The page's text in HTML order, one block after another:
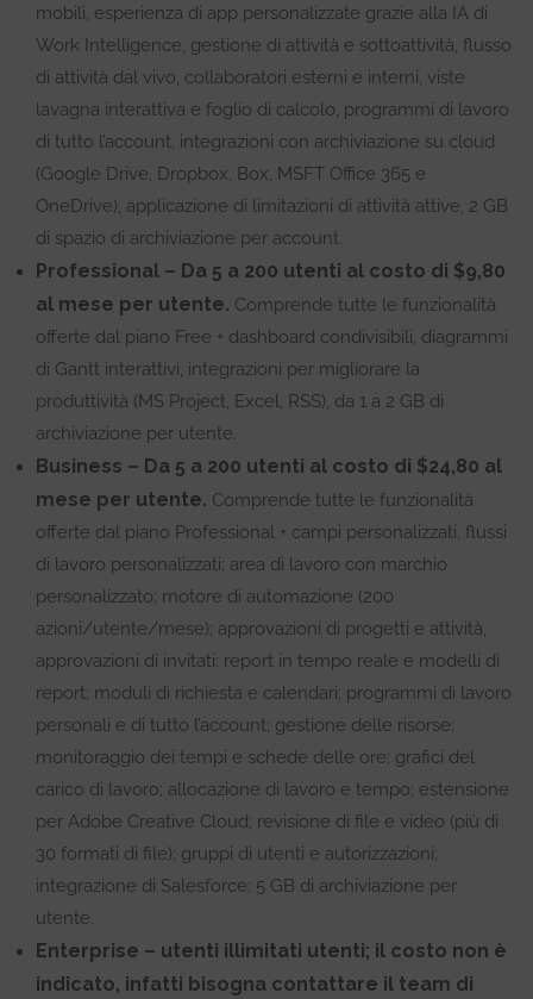
mobili, esperienza di app personalizzate grazie alla IA di
Work Intelligence, gestione di attività e sottoattività, flusso
di attività dal vivo, collaboratori esterni e interni, viste
lavagna interattiva e foglio di calcolo, programmi di lavoro
di tutto l’account, integrazioni con archiviazione su cloud
(Google Drive, Dropbox, Box, MSFT Office 365 e
OneDrive), applicazione di limitazioni di attività attive, 2 GB
di spazio di archiviazione per account.
Professional – Da 5 a 200 utenti al costo di $9,80
al mese per utente. Comprende tutte le funzionalità
offerte dal piano Free + dashboard condivisibili, diagrammi
di Gantt interattivi, integrazioni per migliorare la
produttività (MS Project, Excel, RSS), da 1 a 2 GB di
archiviazione per utente.
Business – Da 5 a 200 utenti al costo di $24,80 al
mese per utente. Comprende tutte le funzionalità
offerte dal piano Professional + campi personalizzati, flussi
di lavoro personalizzati; area di lavoro con marchio
personalizzato; motore di automazione (200
azioni/utente/mese); approvazioni di progetti e attività,
approvazioni di invitati; report in tempo reale e modelli di
report; moduli di richiesta e calendari; programmi di lavoro
personali e di tutto l’account; gestione delle risorse;
monitoraggio dei tempi e schede delle ore; grafici del
carico di lavoro; allocazione di lavoro e tempo; estensione
per Adobe Creative Cloud; revisione di file e video (più di
30 formati di file); gruppi di utenti e autorizzazioni;
integrazione di Salesforce; 5 GB di archiviazione per
utente.
Enterprise – utenti illimitati utenti; il costo non è
indicato, infatti bisogna contattare il team di